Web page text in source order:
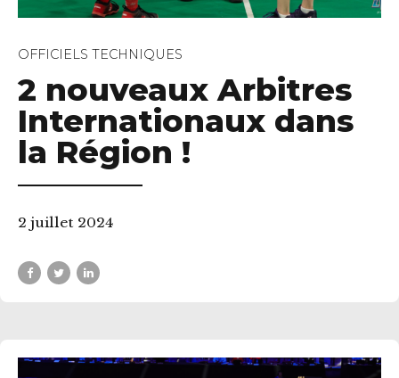
OFFICIELS TECHNIQUES
2 nouveaux Arbitres
Internationaux dans
la Région !
2 juillet 2024